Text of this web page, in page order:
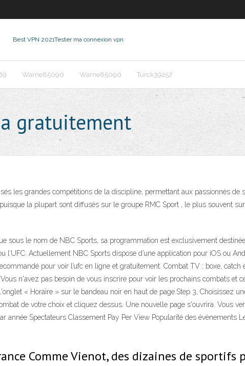
Best VPN 2021Tester ma connexion vpn
Warne85090 Warne85090 Turck39257
gratuitement
les grandes compétitions de la discipline, permettant aux passionnés de
la plupart sont diffusés sur le groupe RMC Sport , le plus souvent
sous le nom de NBC Sports, sa programmation est exclusivement
Actuellement NBC Sports dispose d’une application pour iOS ou
pour voir l’ufc en ligne et gratuitement. Combat TV : boxe,
n'avez pas besoin de vous inscrire pour voir les prochains combats et
« Horaire » sur le bandeau noir en haut de page.Step 3, Choisissez
de votre choix et cliquez dessus. Une nouvelle page s'ouvrira. Vous
année Spectateurs Classement Pay Per View Popularité des évènements
Comme Vienot, des dizaines de sportifs